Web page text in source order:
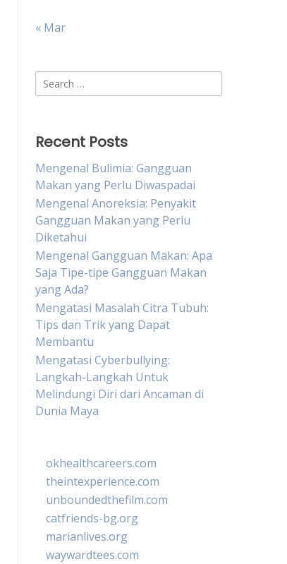
« Mar
Search
for:
Recent Posts
Mengenal Bulimia: Gangguan
Makan yang Perlu Diwaspadai
Mengenal Anoreksia: Penyakit
Gangguan Makan yang Perlu
Diketahui
Mengenal Gangguan Makan: Apa
Saja Tipe-tipe Gangguan Makan
yang Ada?
Mengatasi Masalah Citra Tubuh:
Tips dan Trik yang Dapat
Membantu
Mengatasi Cyberbullying:
Langkah-Langkah Untuk
Melindungi Diri dari Ancaman di
Dunia Maya
okhealthcareers.com
theintexperience.com
unboundedthefilm.com
catfriends-bg.org
marianlives.org
waywardtees.com